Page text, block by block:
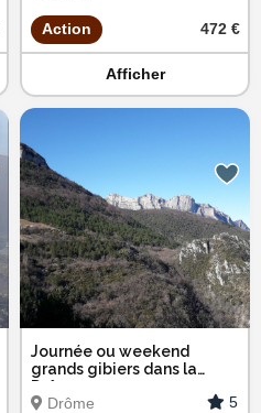
Action 472 €
Afficher
Journée ou weekend
grands gibiers dans la
Drôme
Drôme
5